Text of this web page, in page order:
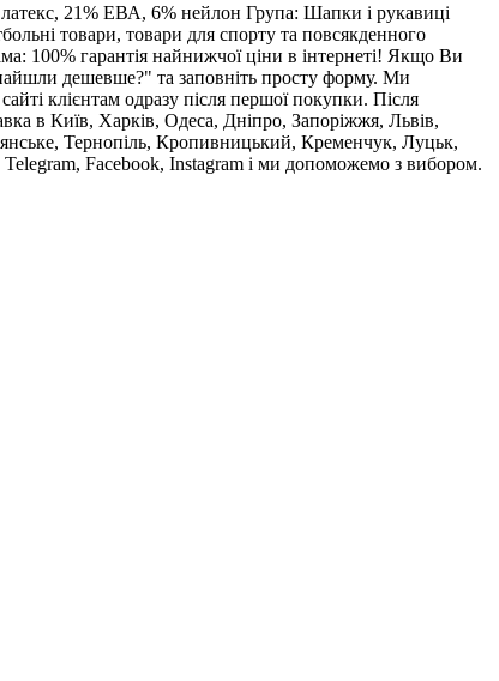
21% ЕВА, 6% нейлон Група: Шапки і рукавиці
товари, товари для спорту та повсякденного
100% гарантія найнижчої ціни в інтернеті! Якщо Ви
дешевше?" та заповніть просту форму. Ми
клієнтам одразу після першої покупки. Після
в Київ, Харків, Одеса, Дніпро, Запоріжжя, Львів,
Тернопіль, Кропивницький, Кременчук, Луцьк,
Facebook, Instagram і ми допоможемо з вибором.